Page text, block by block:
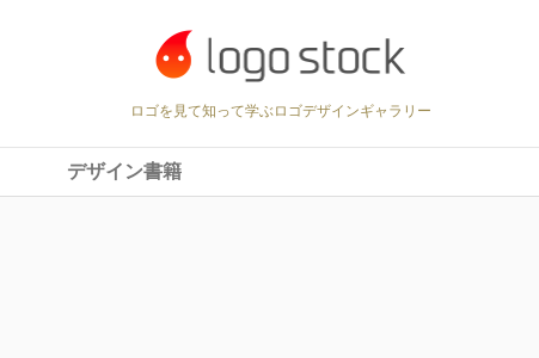
ロゴを見て知って学ぶロゴデザインギャラリー
デザイン書籍